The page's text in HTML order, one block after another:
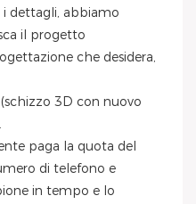
il progetto
che desidera,
di telefono e
in tempo e lo